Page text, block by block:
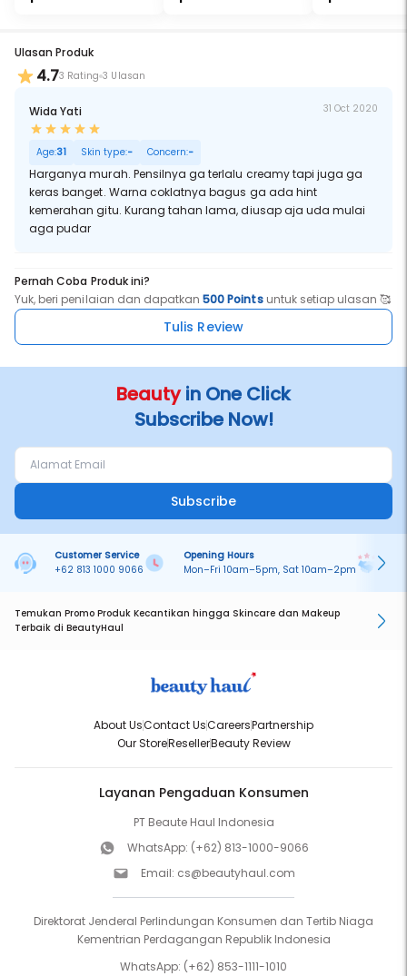
Ulasan Produk
4.73 Rating 3 Ulasan
Wida Yati 31 Oct 2020
Age:31 Skin type:- Concern:-
Harganya murah. Pensilnya ga terlalu creamy tapi juga ga
keras banget. Warna coklatnya bagus ga ada hint
kemerahan gitu. Kurang tahan lama, diusap aja uda mulai
aga pudar
Pernah Coba Produk ini?
Yuk, beri penilaian dan dapatkan500 Pointsuntuk setiap ulasan 🥰
Tulis Review
Beautyin One Click
Subscribe Now!
Subscribe
Customer Service
+62 813 1000 9066
Opening Hours
Mon–Fri 10am–5pm, Sat 10am–2pm
Temukan Promo Produk Kecantikan hingga Skincare dan Makeup
Terbaik di BeautyHaul
About UsContact UsCareersPartnership
Our StoreResellerBeauty Review
Layanan Pengaduan Konsumen
PT Beaute Haul Indonesia
WhatsApp: (+62) 813-1000-9066
Email: cs@beautyhaul.com
Direktorat Jenderal Perlindungan Konsumen dan Tertib Niaga
Kementrian Perdagangan Republik Indonesia
WhatsApp: (+62) 853-1111-1010